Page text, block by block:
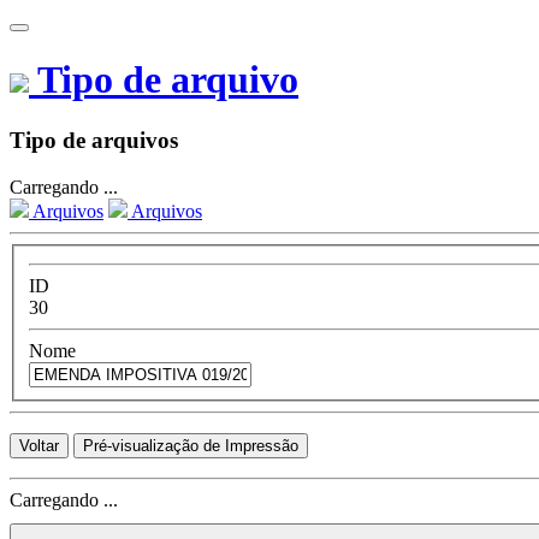
Tipo de arquivo
Tipo de arquivos
Carregando ...
Arquivos
Arquivos
ID
30
Nome
Voltar Pré-visualização de Impressão
Carregando ...